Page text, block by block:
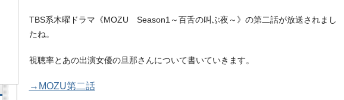
TBS系木曜ドラマ《MOZU Season1～百舌の叫ぶ夜～》の第二話が放送されまし
たね。
視聴率とあの出演女優の旦那さんについて書いていきます。
→MOZU第二話